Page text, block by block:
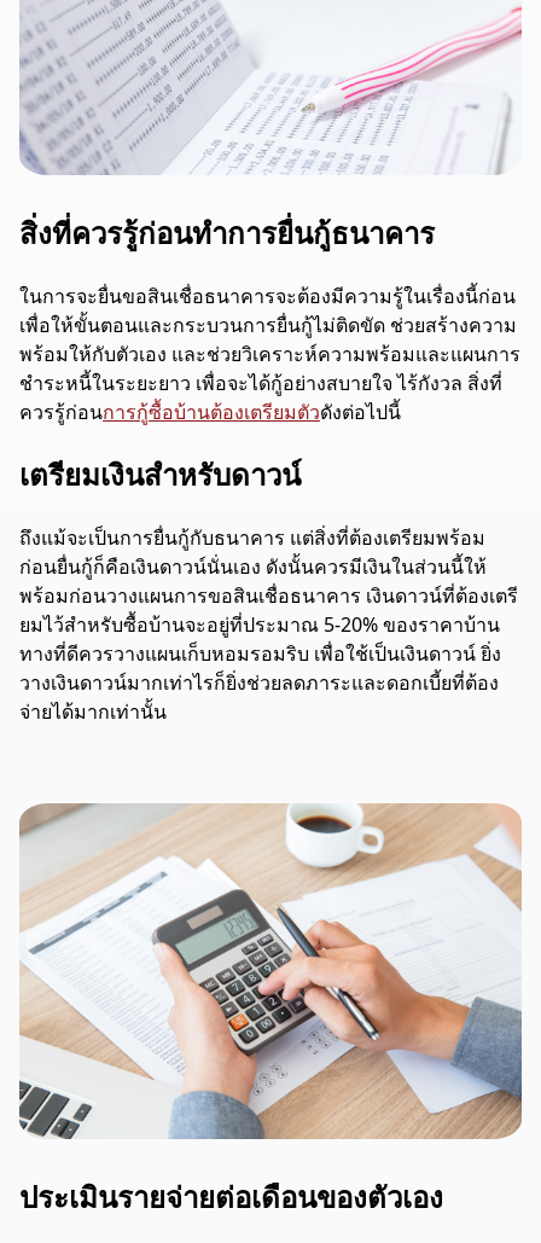
สิ่งที่ควรรู้ก่อนทำการยื่นกู้ธนาคาร
ในการจะยื่นขอสินเชื่อธนาคารจะต้องมีความรู้ในเรื่องนี้ก่อน
เพื่อให้ขั้นตอนและกระบวนการยื่นกู้ไม่ติดขัด ช่วยสร้างความ
พร้อมให้กับตัวเอง และช่วยวิเคราะห์ความพร้อมและแผนการ
ชำระหนี้ในระยะยาว เพื่อจะได้กู้อย่างสบายใจ ไร้กังวล สิ่งที่
ควรรู้ก่อนการกู้ซื้อบ้านต้องเตรียมตัวดังต่อไปนี้
เตรียมเงินสำหรับดาวน์
ถึงแม้จะเป็นการยื่นกู้กับธนาคาร แต่สิ่งที่ต้องเตรียมพร้อม
ก่อนยื่นกู้ก็คือเงินดาวน์นั่นเอง ดังนั้นควรมีเงินในส่วนนี้ให้
พร้อมก่อนวางแผนการขอสินเชื่อธนาคาร เงินดาวน์ที่ต้องเตรี
ยมไว้สำหรับซื้อบ้านจะอยู่ที่ประมาณ 5-20% ของราคาบ้าน
ทางที่ดีควรวางแผนเก็บหอมรอมริบ เพื่อใช้เป็นเงินดาวน์ ยิ่ง
วางเงินดาวน์มากเท่าไรก็ยิ่งช่วยลดภาระและดอกเบี้ยที่ต้อง
จ่ายได้มากเท่านั้น
ประเมินรายจ่ายต่อเดือนของตัวเอง